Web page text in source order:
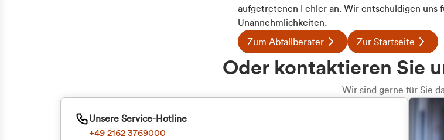
Zu welcher
Kundengruppe
aufgetretenen Fehler an. Wir entschuldigen uns
Unannehmlichkeiten.
Zum Abfallberater Zur Startseite
Oder kontaktieren Sie
Wir sind gerne für Sie
Unsere Service-Hotline
+49 2162 3769000